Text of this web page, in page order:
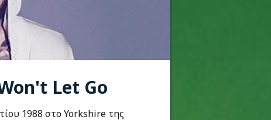
Let Go
1988 στο Yorkshire της